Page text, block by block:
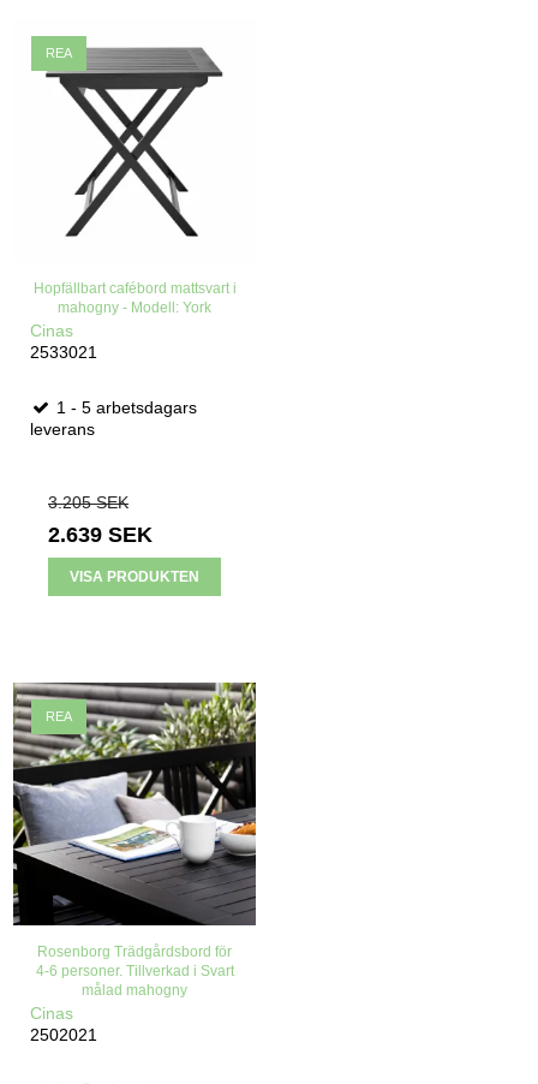
REA
Hopfällbart cafébord mattsvart i
mahogny - Modell: York
Cinas
2533021
1 - 5 arbetsdagars
leverans
3.205 SEK
2.639 SEK
VISA PRODUKTEN
REA
Rosenborg Trädgårdsbord för
4-6 personer. Tillverkad i Svart
målad mahogny
Cinas
2502021